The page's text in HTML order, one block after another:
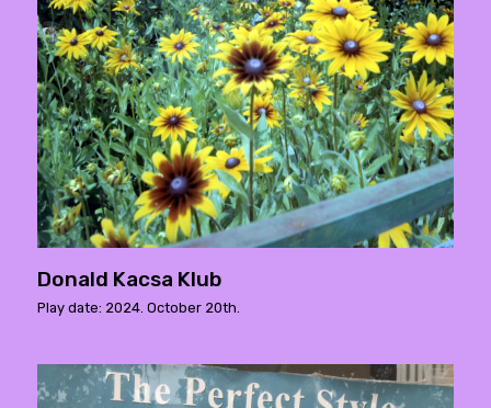
Donald Kacsa Klub
Play date: 2024. October 20th.